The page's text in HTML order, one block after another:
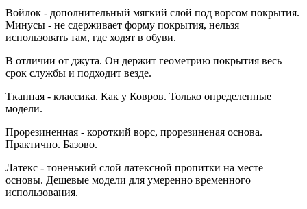
Войлок - дополнительный мягкий слой под ворсом покрытия.
Минусы - не сдерживает форму покрытия, нельзя
использовать там, где ходят в обуви.
В отличии от джута. Он держит геометрию покрытия весь
срок службы и подходит везде.
Тканная - классика. Как у Ковров. Только определенные
модели.
Прорезиненная - короткий ворс, прорезиненая основа.
Практично. Базово.
Латекс - тоненький слой латексной пропитки на месте
основы. Дешевые модели для умеренно временного
использования.